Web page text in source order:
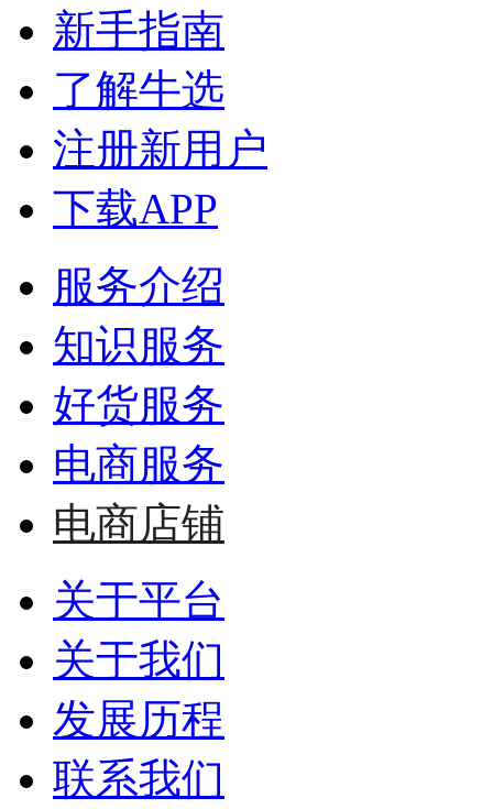
新手指南
了解牛选
注册新用户
下载APP
服务介绍
知识服务
好货服务
电商服务
电商店铺
关于平台
关于我们
发展历程
联系我们